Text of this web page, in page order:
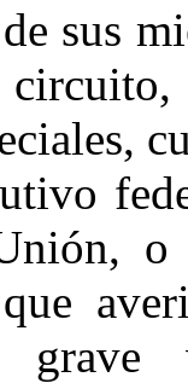
sus
o
grave